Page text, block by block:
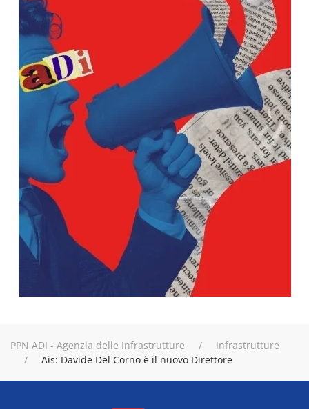
PPN ADI - Agenzia delle Infrastrutture
Infrastrutture
Ais: Davide Del Corno è il nuovo Direttore